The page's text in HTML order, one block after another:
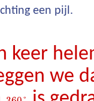
een pijl.
keer
we